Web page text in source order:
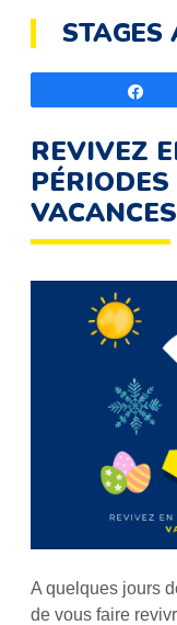
STAGES
REVIVEZ
A quelques jours
de vous faire